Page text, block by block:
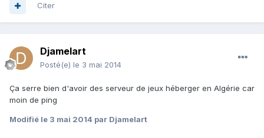
Citer
Djamelart
Posté(e) le 3 mai 2014
Ça serre bien d'avoir des serveur de jeux héberger en Algérie car
moin de ping
Modifié le 3 mai 2014 par Djamelart